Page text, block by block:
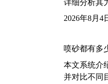
详细分析其
2026年8月4
喷砂都有多
本文系统介
并对比不同